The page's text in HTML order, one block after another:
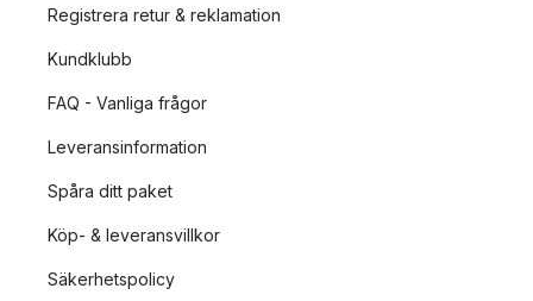
Registrera retur & reklamation
Kundklubb
FAQ - Vanliga frågor
Leveransinformation
Spåra ditt paket
Köp- & leveransvillkor
Säkerhetspolicy